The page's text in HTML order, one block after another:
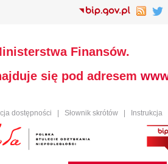
Finansów.
się pod adresem
dostępności Słownik skrótów Instrukcja